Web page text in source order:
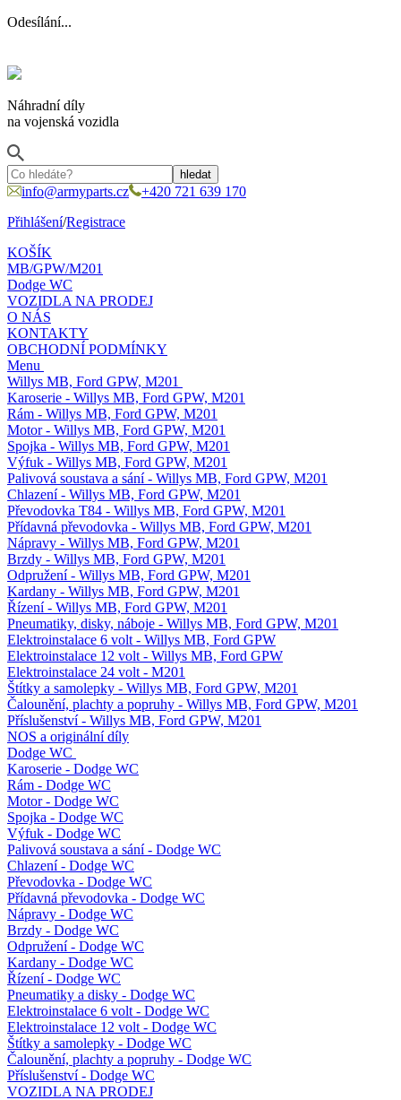
Odesílání...
Náhradní díly
na vojenská vozidla
info@armyparts.cz
+420 721 639 170
Přihlášení/Registrace
KOŠÍK
MB/GPW/M201
Dodge WC
VOZIDLA NA PRODEJ
O NÁS
KONTAKTY
OBCHODNÍ PODMÍNKY
Menu
Willys MB, Ford GPW, M201
Karoserie - Willys MB, Ford GPW, M201
Rám - Willys MB, Ford GPW, M201
Motor - Willys MB, Ford GPW, M201
Spojka - Willys MB, Ford GPW, M201
Výfuk - Willys MB, Ford GPW, M201
Palivová soustava a sání - Willys MB, Ford GPW, M201
Chlazení - Willys MB, Ford GPW, M201
Převodovka T84 - Willys MB, Ford GPW, M201
Přídavná převodovka - Willys MB, Ford GPW, M201
Nápravy - Willys MB, Ford GPW, M201
Brzdy - Willys MB, Ford GPW, M201
Odpružení - Willys MB, Ford GPW, M201
Kardany - Willys MB, Ford GPW, M201
Řízení - Willys MB, Ford GPW, M201
Pneumatiky, disky, náboje - Willys MB, Ford GPW, M201
Elektroinstalace 6 volt - Willys MB, Ford GPW
Elektroinstalace 12 volt - Willys MB, Ford GPW
Elektroinstalace 24 volt - M201
Štítky a samolepky - Willys MB, Ford GPW, M201
Čalounění, plachty a popruhy - Willys MB, Ford GPW, M201
Příslušenství - Willys MB, Ford GPW, M201
NOS a originální díly
Dodge WC
Karoserie - Dodge WC
Rám - Dodge WC
Motor - Dodge WC
Spojka - Dodge WC
Výfuk - Dodge WC
Palivová soustava a sání - Dodge WC
Chlazení - Dodge WC
Převodovka - Dodge WC
Přídavná převodovka - Dodge WC
Nápravy - Dodge WC
Brzdy - Dodge WC
Odpružení - Dodge WC
Kardany - Dodge WC
Řízení - Dodge WC
Pneumatiky a disky - Dodge WC
Elektroinstalace 6 volt - Dodge WC
Elektroinstalace 12 volt - Dodge WC
Štítky a samolepky - Dodge WC
Čalounění, plachty a popruhy - Dodge WC
Příslušenství - Dodge WC
VOZIDLA NA PRODEJ